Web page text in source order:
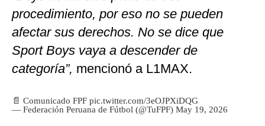
procedimiento, por eso no se pueden
afectar sus derechos. No se dice que
Sport Boys vaya a descender de
categoría”, mencionó a L1MAX.
📄 Comunicado FPF pic.twitter.com/3eOJPXiDQG
— Federación Peruana de Fútbol (@TuFPF) May 19, 2026